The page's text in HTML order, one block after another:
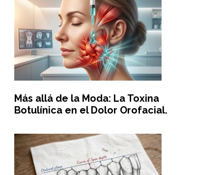
Más allá de la Moda: La Toxina
Botulínica en el Dolor Orofacial.